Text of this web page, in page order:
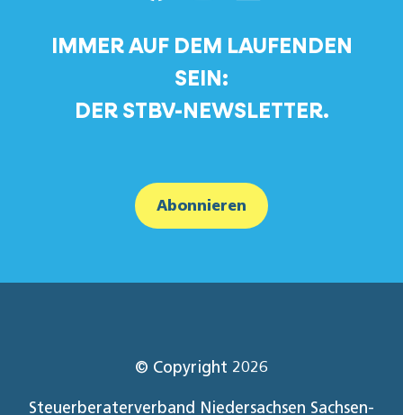
IMMER AUF DEM LAUFENDEN
SEIN:
DER STBV-NEWSLETTER.
Abonnieren
© Copyright 2026
Steuerberaterverband Niedersachsen Sachsen-